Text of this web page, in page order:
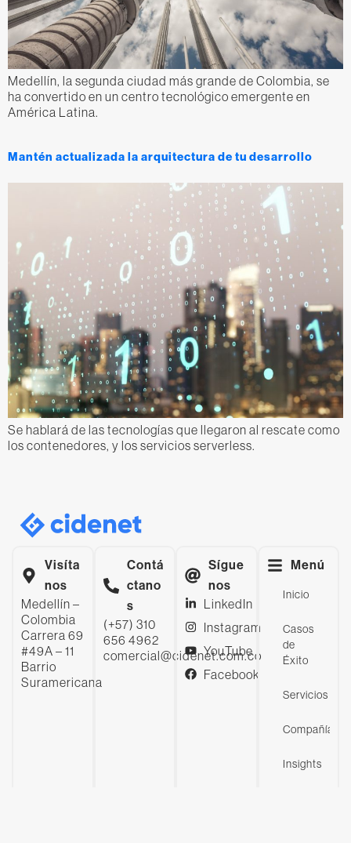
Medellín, la segunda ciudad más grande de Colombia, se
ha convertido en un centro tecnológico emergente en
América Latina.
Mantén actualizada la arquitectura de tu desarrollo
Se hablará de las tecnologías que llegaron al rescate como
los contenedores, y los servicios serverless.
Visíta
nos
Medellín –
Colombia
Carrera 69
#49A – 11
Barrio
Suramericana
Contá
ctano
s
(+57) 310
656 4962
comercial@cidenet.com.co
Sígue
nos
LinkedIn
Instagram
YouTube
Facebook
Menú
Inicio
Casos
de
Éxito
Servicios
Compañía
Insights